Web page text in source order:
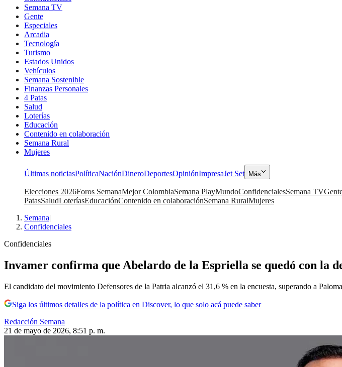
Semana TV
Gente
Especiales
Arcadia
Tecnología
Turismo
Estados Unidos
Vehículos
Semana Sostenible
Finanzas Personales
4 Patas
Salud
Loterías
Educación
Contenido en colaboración
Semana Rural
Mujeres
Últimas noticiasPolíticaNaciónDineroDeportesOpiniónImpresaJet Set Más
Elecciones 2026Foros SemanaMejor ColombiaSemana PlayMundoConfidencialesSemana TV
PatasSaludLoteríasEducaciónContenido en colaboraciónSemana RuralMujeres
Semana|
Confidenciales
Confidenciales
Invamer confirma que Abelardo de la Espriella se quedó con la
El candidato del movimiento Defensores de la Patria alcanzó el 31,6 % en la encuesta, superando a
Siga los últimos detalles de la política en Discover, lo que solo acá puede saber
Redacción Semana
21 de mayo de 2026, 8:51 p. m.